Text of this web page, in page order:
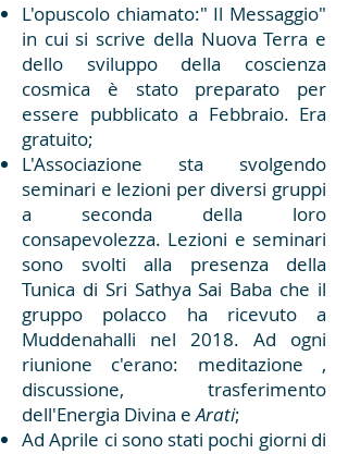
L'opuscolo chiamato:" Il Messaggio"
in cui si scrive della Nuova Terra e
dello sviluppo della coscienza
cosmica è stato preparato per
essere pubblicato a Febbraio. Era
gratuito;
L'Associazione sta svolgendo
seminari e lezioni per diversi gruppi
a seconda della loro
consapevolezza. Lezioni e seminari
sono svolti alla presenza della
Tunica di Sri Sathya Sai Baba che il
gruppo polacco ha ricevuto a
Muddenahalli nel 2018. Ad ogni
riunione c'erano: meditazione ,
discussione, trasferimento
dell'Energia Divina eArati;
Ad Aprile ci sono stati pochi giorni di